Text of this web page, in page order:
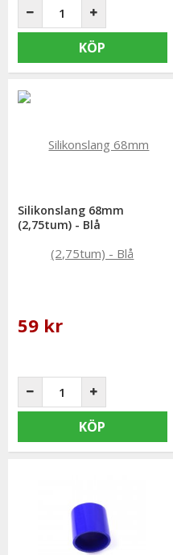
KÖP
Silikonslang 68mm
(2,75tum) - Blå
59 kr
KÖP